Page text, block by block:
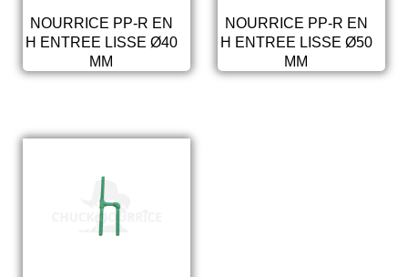
NOURRICE PP-R EN
H ENTREE LISSE Ø40
MM
NOURRICE PP-R EN
H ENTREE LISSE Ø50
MM